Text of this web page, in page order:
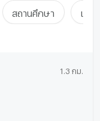
สถานศึกษา แหล่
1.3 กม.